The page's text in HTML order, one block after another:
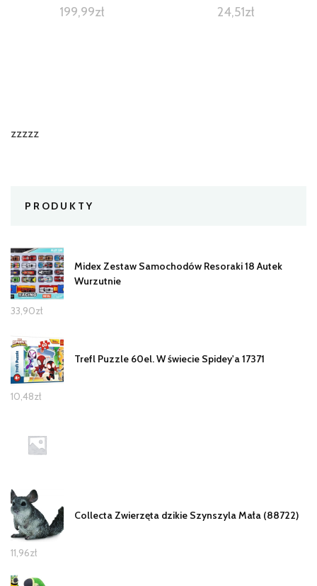
199,99zł 24,51zł
zzzzz
PRODUKTY
Midex Zestaw Samochodów Resoraki 18 Autek
Wurzutnie
33,90zł
Trefl Puzzle 60el. W świecie Spidey'a 17371
10,48zł
Collecta Zwierzęta dzikie Szynszyla Mała (88722)
11,96zł